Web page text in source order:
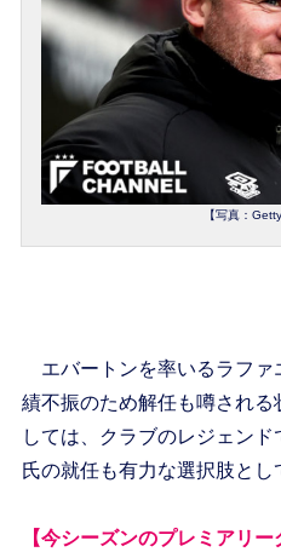
【写真：
エバートンを率いるラファ
績不振のため解任も噂される
しては、クラブのレジェン
氏の就任も有力な選択肢とし
【今シーズンのプレミアリー